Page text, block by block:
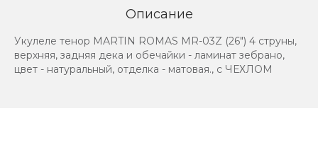
Описание
Укулеле тенор MARTIN ROMAS MR-03Z (26") 4 струны,
верхняя, задняя дека и обечайки - ламинат зебрано,
цвет - натуральный, отделка - матовая., с ЧЕХЛОМ